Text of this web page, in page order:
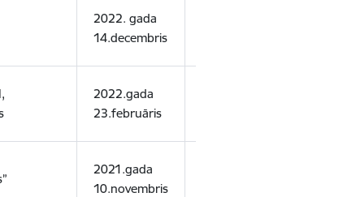
2022. gada
14.decembris
2022.gada
23.februāris
2021.gada
10.novembris